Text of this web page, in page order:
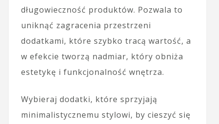
długowieczność produktów. Pozwala to
uniknąć zagracenia przestrzeni
dodatkami, które szybko tracą wartość, a
w efekcie tworzą nadmiar, który obniża
estetykę i funkcjonalność wnętrza.
Wybieraj dodatki, które sprzyjają
minimalistycznemu stylowi, by cieszyć się